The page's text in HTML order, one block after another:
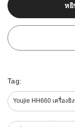
หยิ
Tag:
Youjie HH660 เครื่องยิ